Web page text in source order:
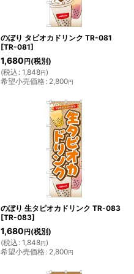
のぼり タピオカドリンク TR-081
[TR-081]
1,680 円 (税別)
(税込 : 1,848円)
希望小売価格: 2,800円
のぼり 生タピオカドリンク TR-083
[TR-083]
1,680 円 (税別)
(税込 : 1,848円)
希望小売価格: 2,800円